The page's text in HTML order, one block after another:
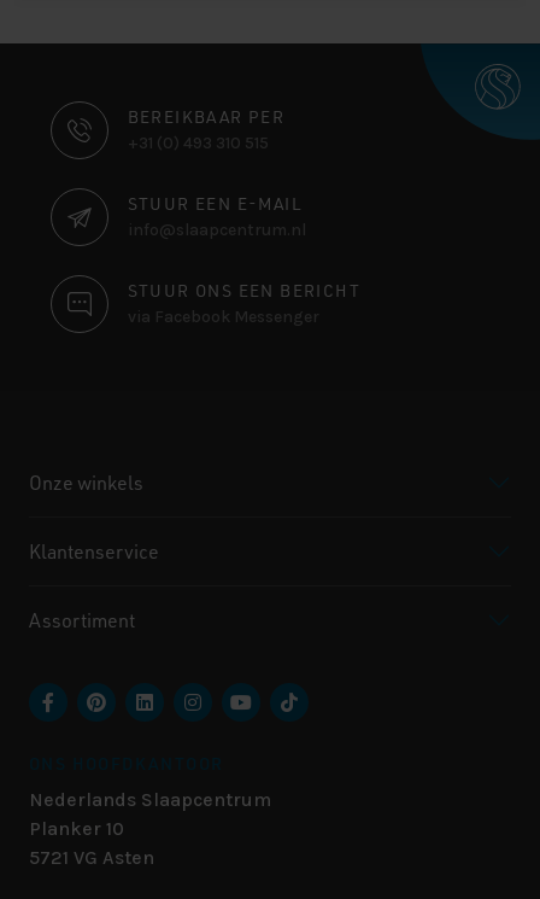
CONTACT
INFORMATIE
BEREIKBAAR PER
+31 (0) 493 310 515
STUUR EEN E-MAIL
info@slaapcentrum.nl
STUUR ONS EEN BERICHT
via Facebook Messenger
Onze winkels
Klantenservice
Assortiment
Nederlands Slaapcentrum
Planker 10
5721 VG Asten